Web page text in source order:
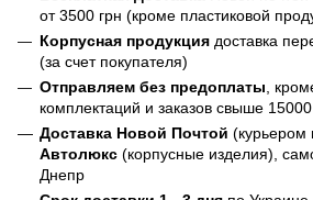
от 3500 грн (кроме пластиковой
Корпусная продукция доставка
(за счет покупателя)
Отправляем без предоплаты ,
комплектаций и заказов свыше 15000
Доставка Новой Почтой (курьером
Автолюкс (корпусные изделия),
Днепр